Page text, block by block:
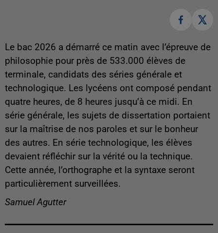
Le bac 2026 a démarré ce matin avec l’épreuve de
philosophie pour près de 533.000 élèves de
terminale, candidats des séries générale et
technologique. Les lycéens ont composé pendant
quatre heures, de 8 heures jusqu’à ce midi. En
série générale, les sujets de dissertation portaient
sur la maîtrise de nos paroles et sur le bonheur
des autres. En série technologique, les élèves
devaient réfléchir sur la vérité ou la technique.
Cette année, l’orthographe et la syntaxe seront
particulièrement surveillées.
Samuel Agutter